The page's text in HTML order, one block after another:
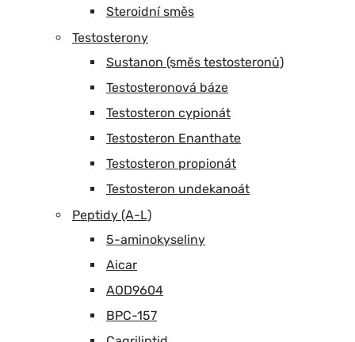
Steroidní směs
Testosterony
Sustanon (směs testosteronů)
Testosteronová báze
Testosteron cypionát
Testosteron Enanthate
Testosteron propionát
Testosteron undekanoát
Peptidy (A-L)
5-aminokyseliny
Aicar
AOD9604
BPC-157